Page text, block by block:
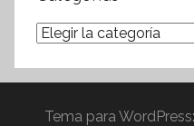
Categorías
Tema para